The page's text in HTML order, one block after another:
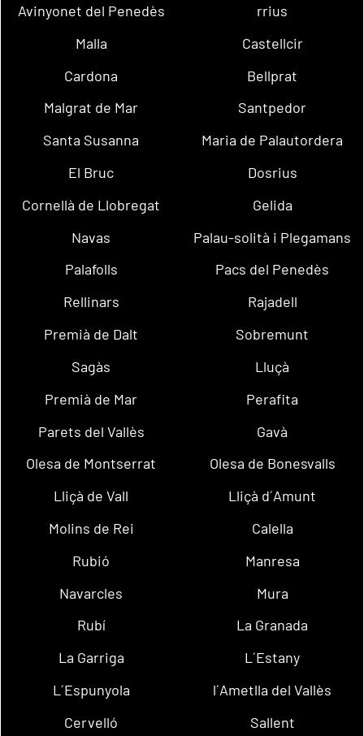
Avinyonet del Penedès
rrius
Malla
Castellcir
Cardona
Bellprat
Malgrat de Mar
Santpedor
Santa Susanna
Maria de Palautordera
El Bruc
Dosrius
Cornellà de Llobregat
Gelida
Navas
Palau-solità i Plegamans
Palafolls
Pacs del Penedès
Rellinars
Rajadell
Premià de Dalt
Sobremunt
Sagàs
Lluçà
Premià de Mar
Perafita
Parets del Vallès
Gavà
Olesa de Montserrat
Olesa de Bonesvalls
Lliçà de Vall
Lliçà d´Amunt
Molins de Rei
Calella
Rubió
Manresa
Navarcles
Mura
Rubí
La Granada
La Garriga
L´Estany
L´Espunyola
l´Ametlla del Vallès
Cervelló
Sallent